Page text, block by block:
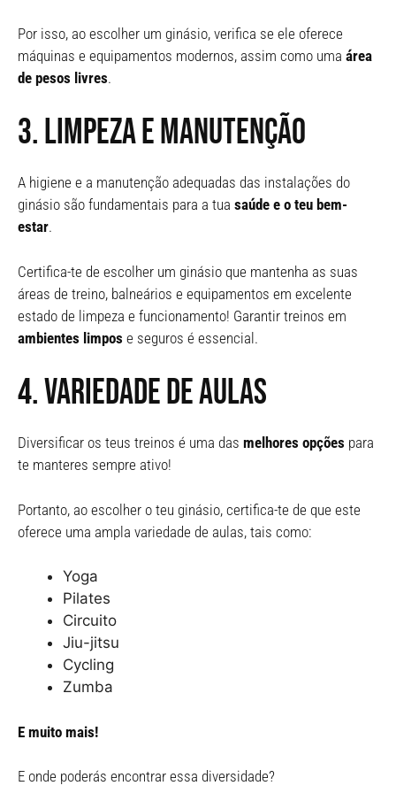
Por isso, ao escolher um ginásio, verifica se ele oferece
máquinas e equipamentos modernos, assim como uma área
de pesos livres.
3. Limpeza e manutenção
A higiene e a manutenção adequadas das instalações do
ginásio são fundamentais para a tua saúde e o teu bem-
estar.
Certifica-te de escolher um ginásio que mantenha as suas
áreas de treino, balneários e equipamentos em excelente
estado de limpeza e funcionamento! Garantir treinos em
ambientes limpos e seguros é essencial.
4. Variedade de aulas
Diversificar os teus treinos é uma das melhores opções para
te manteres sempre ativo!
Portanto, ao escolher o teu ginásio, certifica-te de que este
oferece uma ampla variedade de aulas, tais como:
Yoga
Pilates
Circuito
Jiu-jitsu
Cycling
Zumba
E muito mais!
E onde poderás encontrar essa diversidade?